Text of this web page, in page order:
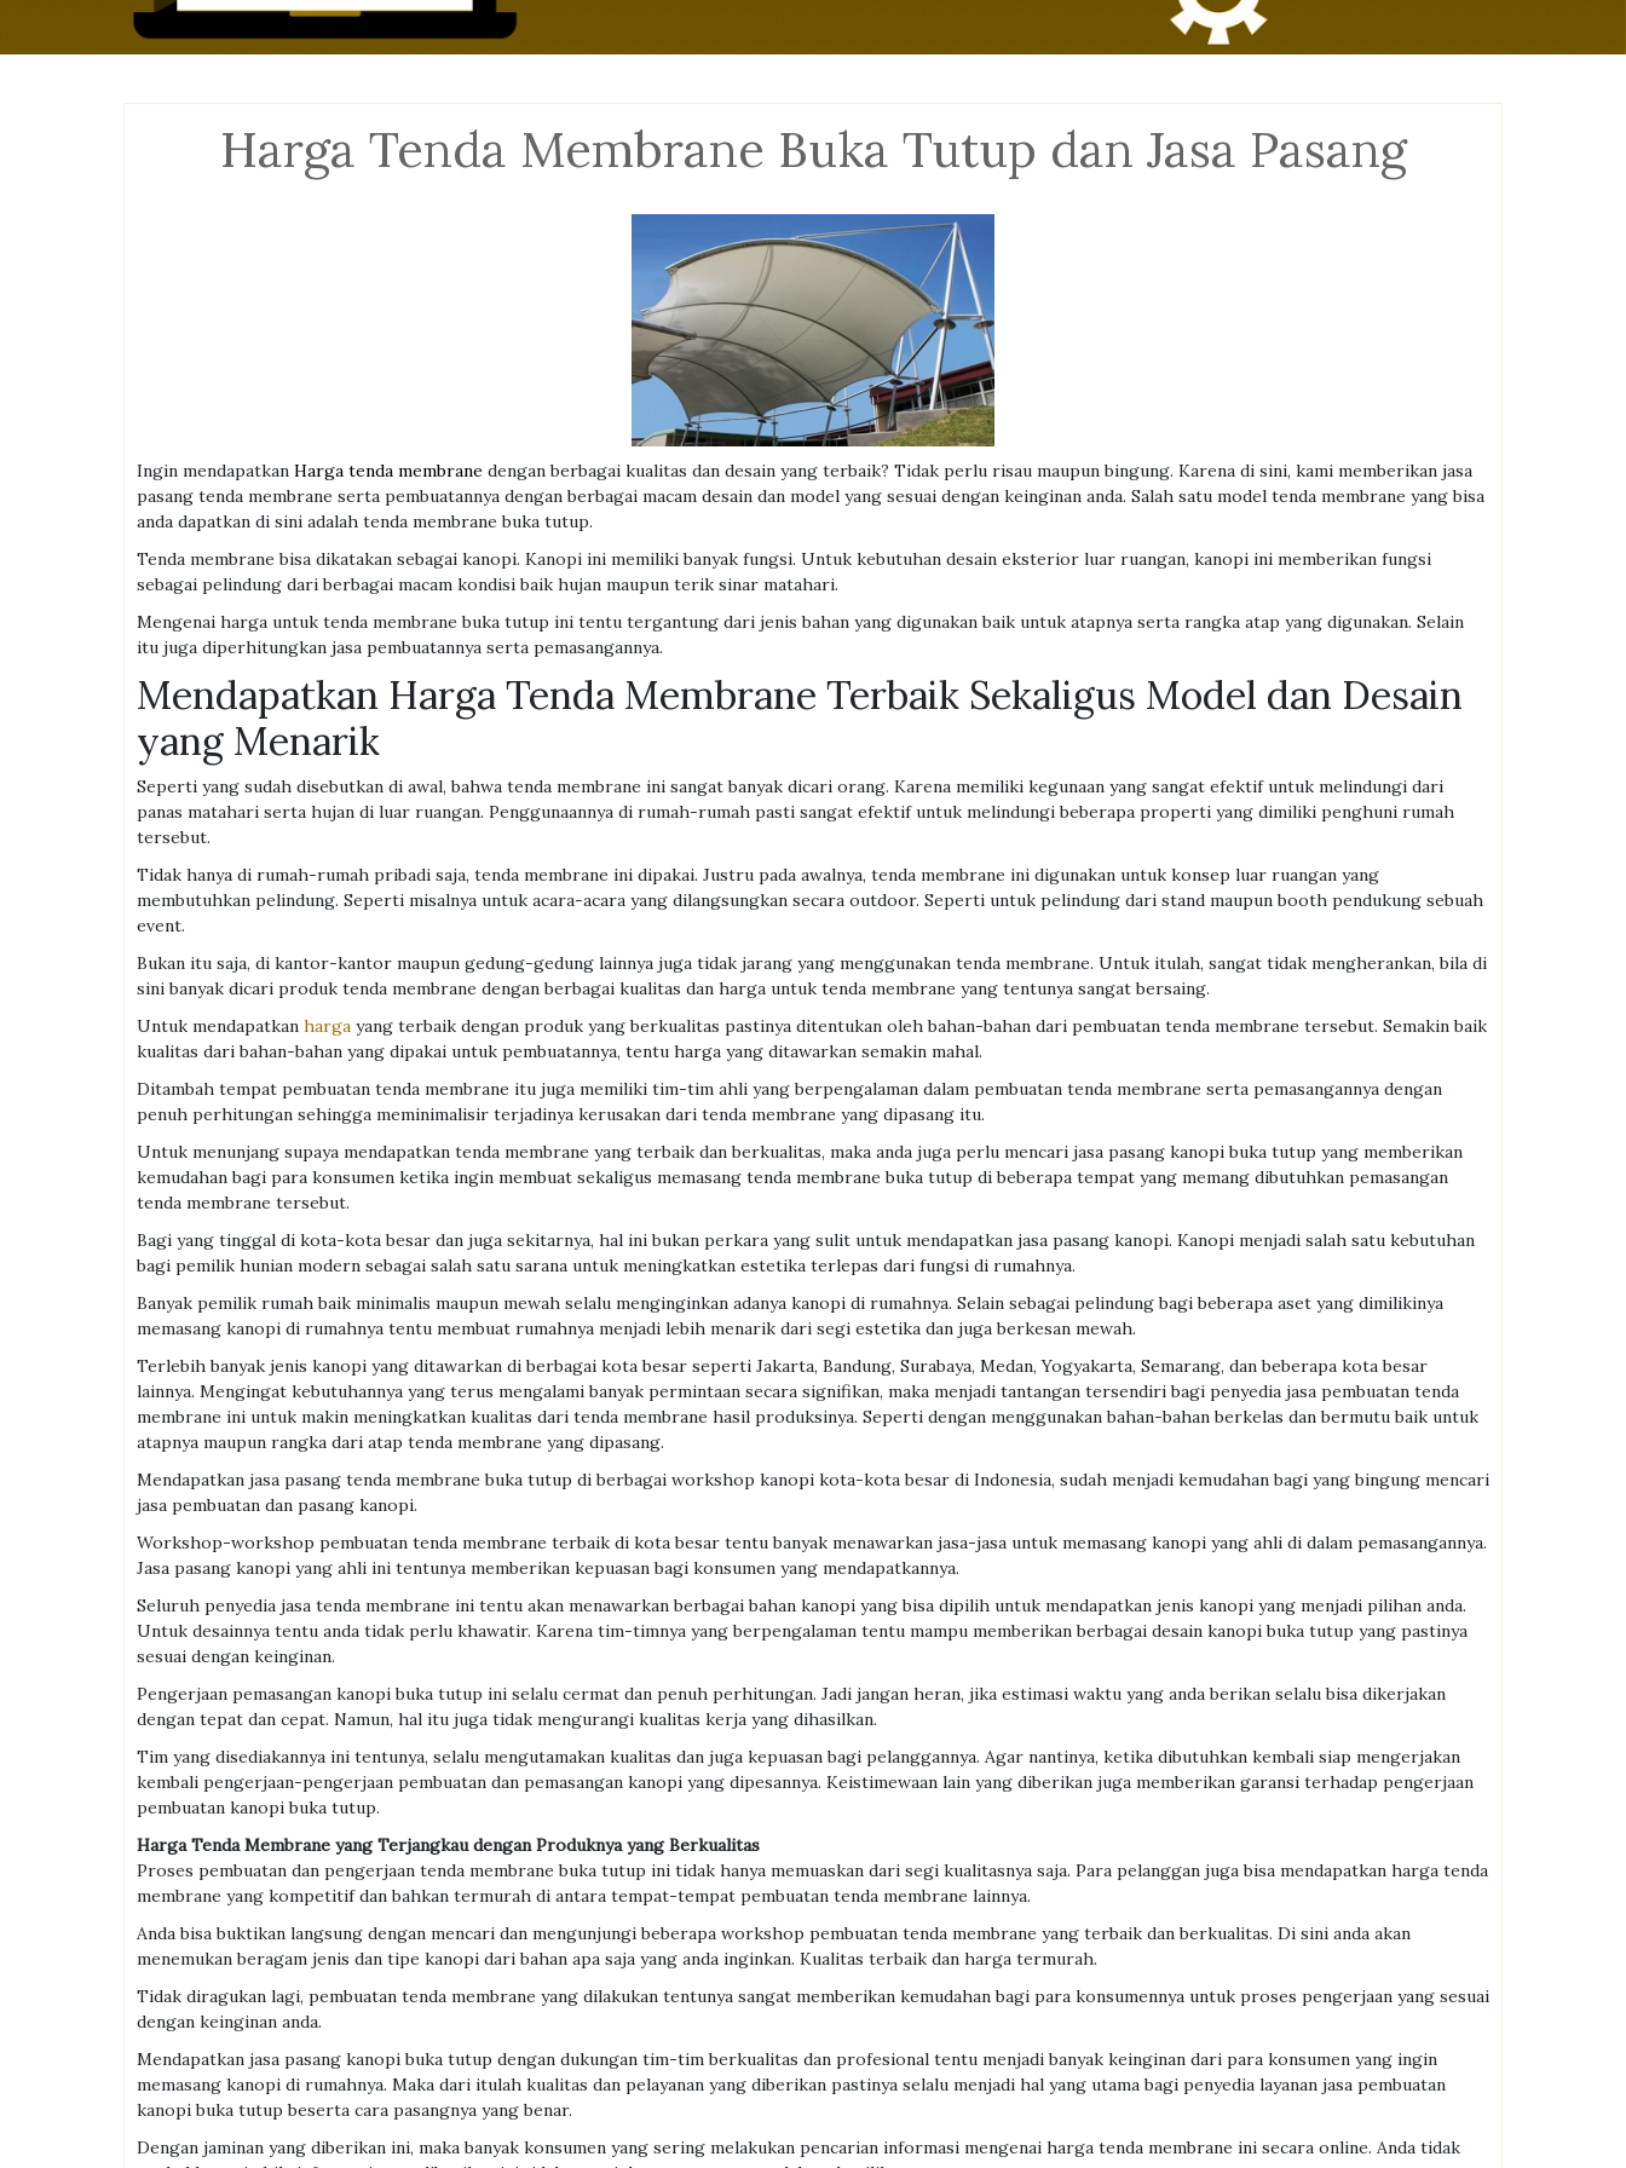
Harga Tenda Membrane Buka Tutup dan Jasa Pasang
Ingin mendapatkan Harga tenda membrane dengan berbagai kualitas dan desain yang terbaik? Tidak perlu risau maupun bingung. Karena di sini, kami memberikan jasa
pasang tenda membrane serta pembuatannya dengan berbagai macam desain dan model yang sesuai dengan keinginan anda. Salah satu model tenda membrane yang bisa
anda dapatkan di sini adalah tenda membrane buka tutup.
Tenda membrane bisa dikatakan sebagai kanopi. Kanopi ini memiliki banyak fungsi. Untuk kebutuhan desain eksterior luar ruangan, kanopi ini memberikan fungsi
sebagai pelindung dari berbagai macam kondisi baik hujan maupun terik sinar matahari.
Mengenai harga untuk tenda membrane buka tutup ini tentu tergantung dari jenis bahan yang digunakan baik untuk atapnya serta rangka atap yang digunakan. Selain
itu juga diperhitungkan jasa pembuatannya serta pemasangannya.
Mendapatkan Harga Tenda Membrane Terbaik Sekaligus Model dan Desain
yang Menarik
Seperti yang sudah disebutkan di awal, bahwa tenda membrane ini sangat banyak dicari orang. Karena memiliki kegunaan yang sangat efektif untuk melindungi dari
panas matahari serta hujan di luar ruangan. Penggunaannya di rumah-rumah pasti sangat efektif untuk melindungi beberapa properti yang dimiliki penghuni rumah
tersebut.
Tidak hanya di rumah-rumah pribadi saja, tenda membrane ini dipakai. Justru pada awalnya, tenda membrane ini digunakan untuk konsep luar ruangan yang
membutuhkan pelindung. Seperti misalnya untuk acara-acara yang dilangsungkan secara outdoor. Seperti untuk pelindung dari stand maupun booth pendukung sebuah
event.
Bukan itu saja, di kantor-kantor maupun gedung-gedung lainnya juga tidak jarang yang menggunakan tenda membrane. Untuk itulah, sangat tidak mengherankan, bila di
sini banyak dicari produk tenda membrane dengan berbagai kualitas dan harga untuk tenda membrane yang tentunya sangat bersaing.
Untuk mendapatkan harga yang terbaik dengan produk yang berkualitas pastinya ditentukan oleh bahan-bahan dari pembuatan tenda membrane tersebut. Semakin baik
kualitas dari bahan-bahan yang dipakai untuk pembuatannya, tentu harga yang ditawarkan semakin mahal.
Ditambah tempat pembuatan tenda membrane itu juga memiliki tim-tim ahli yang berpengalaman dalam pembuatan tenda membrane serta pemasangannya dengan
penuh perhitungan sehingga meminimalisir terjadinya kerusakan dari tenda membrane yang dipasang itu.
Untuk menunjang supaya mendapatkan tenda membrane yang terbaik dan berkualitas, maka anda juga perlu mencari jasa pasang kanopi buka tutup yang memberikan
kemudahan bagi para konsumen ketika ingin membuat sekaligus memasang tenda membrane buka tutup di beberapa tempat yang memang dibutuhkan pemasangan
tenda membrane tersebut.
Bagi yang tinggal di kota-kota besar dan juga sekitarnya, hal ini bukan perkara yang sulit untuk mendapatkan jasa pasang kanopi. Kanopi menjadi salah satu kebutuhan
bagi pemilik hunian modern sebagai salah satu sarana untuk meningkatkan estetika terlepas dari fungsi di rumahnya.
Banyak pemilik rumah baik minimalis maupun mewah selalu menginginkan adanya kanopi di rumahnya. Selain sebagai pelindung bagi beberapa aset yang dimilikinya
memasang kanopi di rumahnya tentu membuat rumahnya menjadi lebih menarik dari segi estetika dan juga berkesan mewah.
Terlebih banyak jenis kanopi yang ditawarkan di berbagai kota besar seperti Jakarta, Bandung, Surabaya, Medan, Yogyakarta, Semarang, dan beberapa kota besar
lainnya. Mengingat kebutuhannya yang terus mengalami banyak permintaan secara signifikan, maka menjadi tantangan tersendiri bagi penyedia jasa pembuatan tenda
membrane ini untuk makin meningkatkan kualitas dari tenda membrane hasil produksinya. Seperti dengan menggunakan bahan-bahan berkelas dan bermutu baik untuk
atapnya maupun rangka dari atap tenda membrane yang dipasang.
Mendapatkan jasa pasang tenda membrane buka tutup di berbagai workshop kanopi kota-kota besar di Indonesia, sudah menjadi kemudahan bagi yang bingung mencari
jasa pembuatan dan pasang kanopi.
Workshop-workshop pembuatan tenda membrane terbaik di kota besar tentu banyak menawarkan jasa-jasa untuk memasang kanopi yang ahli di dalam pemasangannya.
Jasa pasang kanopi yang ahli ini tentunya memberikan kepuasan bagi konsumen yang mendapatkannya.
Seluruh penyedia jasa tenda membrane ini tentu akan menawarkan berbagai bahan kanopi yang bisa dipilih untuk mendapatkan jenis kanopi yang menjadi pilihan anda.
Untuk desainnya tentu anda tidak perlu khawatir. Karena tim-timnya yang berpengalaman tentu mampu memberikan berbagai desain kanopi buka tutup yang pastinya
sesuai dengan keinginan.
Pengerjaan pemasangan kanopi buka tutup ini selalu cermat dan penuh perhitungan. Jadi jangan heran, jika estimasi waktu yang anda berikan selalu bisa dikerjakan
dengan tepat dan cepat. Namun, hal itu juga tidak mengurangi kualitas kerja yang dihasilkan.
Tim yang disediakannya ini tentunya, selalu mengutamakan kualitas dan juga kepuasan bagi pelanggannya. Agar nantinya, ketika dibutuhkan kembali siap mengerjakan
kembali pengerjaan-pengerjaan pembuatan dan pemasangan kanopi yang dipesannya. Keistimewaan lain yang diberikan juga memberikan garansi terhadap pengerjaan
pembuatan kanopi buka tutup.
Harga Tenda Membrane yang Terjangkau dengan Produknya yang Berkualitas
Proses pembuatan dan pengerjaan tenda membrane buka tutup ini tidak hanya memuaskan dari segi kualitasnya saja. Para pelanggan juga bisa mendapatkan harga tenda
membrane yang kompetitif dan bahkan termurah di antara tempat-tempat pembuatan tenda membrane lainnya.
Anda bisa buktikan langsung dengan mencari dan mengunjungi beberapa workshop pembuatan tenda membrane yang terbaik dan berkualitas. Di sini anda akan
menemukan beragam jenis dan tipe kanopi dari bahan apa saja yang anda inginkan. Kualitas terbaik dan harga termurah.
Tidak diragukan lagi, pembuatan tenda membrane yang dilakukan tentunya sangat memberikan kemudahan bagi para konsumennya untuk proses pengerjaan yang sesuai
dengan keinginan anda.
Mendapatkan jasa pasang kanopi buka tutup dengan dukungan tim-tim berkualitas dan profesional tentu menjadi banyak keinginan dari para konsumen yang ingin
memasang kanopi di rumahnya. Maka dari itulah kualitas dan pelayanan yang diberikan pastinya selalu menjadi hal yang utama bagi penyedia layanan jasa pembuatan
kanopi buka tutup beserta cara pasangnya yang benar.
Dengan jaminan yang diberikan ini, maka banyak konsumen yang sering melakukan pencarian informasi mengenai harga tenda membrane ini secara online. Anda tidak